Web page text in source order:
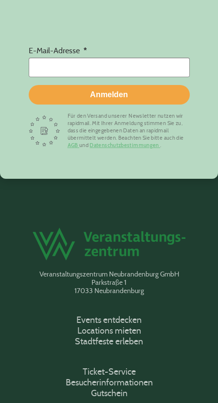
E-Mail-Adresse
Anmelden
Für den Versand unserer Newsletter nutzen wir
rapidmail. Mit Ihrer Anmeldung stimmen Sie zu,
dass die eingegebenen Daten an rapidmail
übermittelt werden. Beachten Sie bitte auch die
AGB und Datenschutzbestimmungen.
Veranstaltungszentrum Neubrandenburg GmbH
Parkstraße 1
17033 Neubrandenburg
Events entdecken
Locations mieten
Stadtfeste erleben
Ticket-Service
Besucherinformationen
Gutschein